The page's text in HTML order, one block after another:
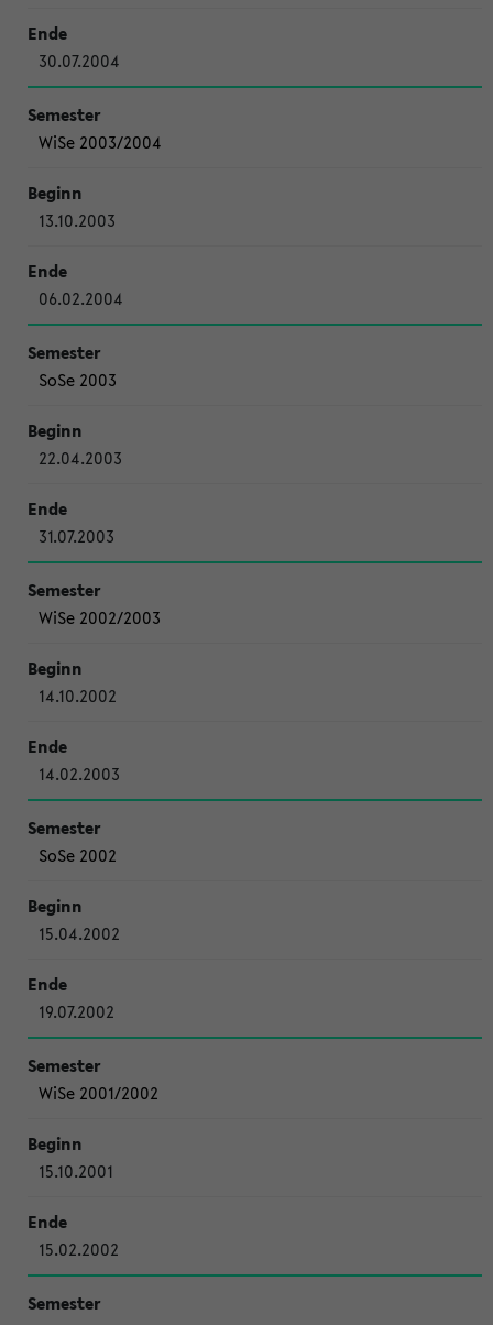
30.07.2004
WiSe 2003/2004
13.10.2003
06.02.2004
SoSe 2003
22.04.2003
31.07.2003
WiSe 2002/2003
14.10.2002
14.02.2003
SoSe 2002
15.04.2002
19.07.2002
WiSe 2001/2002
15.10.2001
15.02.2002